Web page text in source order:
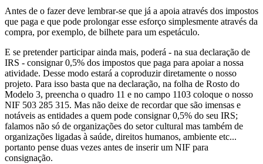
Antes de o fazer deve lembrar-se que já a apoia através dos impostos
que paga e que pode prolongar esse esforço simplesmente através da
compra, por exemplo, de bilhete para um espetáculo.
E se pretender participar ainda mais, poderá - na sua declaração de
IRS - consignar 0,5% dos impostos que paga para apoiar a nossa
atividade. Desse modo estará a coproduzir diretamente o nosso
projeto. Para isso basta que na declaração, na folha de Rosto do
Modelo 3, preencha o quadro 11 e no campo 1103 coloque o nosso
NIF 503 285 315. Mas não deixe de recordar que são imensas e
notáveis as entidades a quem pode consignar 0,5% do seu IRS;
falamos não só de organizações do setor cultural mas também de
organizações ligadas à saúde, direitos humanos, ambiente etc...
portanto pense duas vezes antes de inserir um NIF para
consignação.